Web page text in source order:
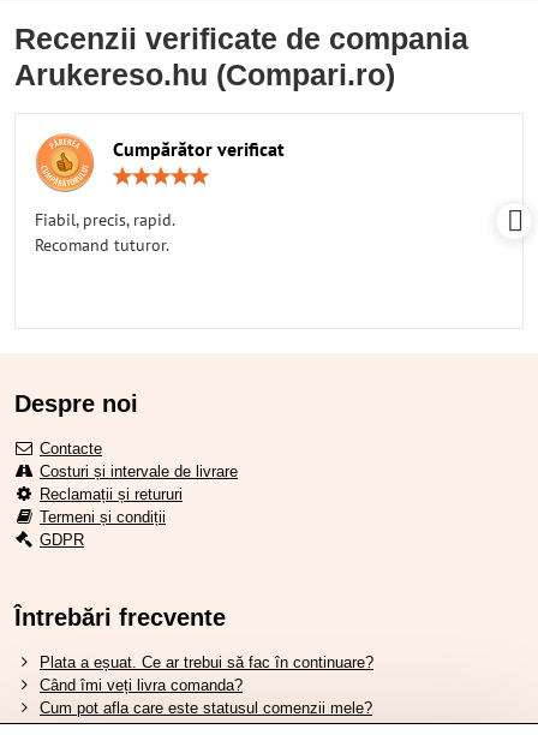
Recenzii verificate de compania
Arukereso.hu (Compari.ro)
Cumpărător verificat
Fiabil, precis, rapid.
Recomand tuturor.
Despre noi
Contacte
Costuri și intervale de livrare
Reclamații și retururi
Termeni și condiții
GDPR
Întrebări frecvente
Plata a eșuat. Ce ar trebui să fac în continuare?
Când îmi veți livra comanda?
Cum pot afla care este statusul comenzii mele?